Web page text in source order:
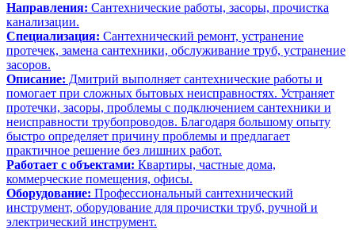
Направления: Сантехнические работы, засоры, прочистка
канализации.
Специализация: Сантехнический ремонт, устранение
протечек, замена сантехники, обслуживание труб, устранение
засоров.
Описание: Дмитрий выполняет сантехнические работы и
помогает при сложных бытовых неисправностях. Устраняет
протечки, засоры, проблемы с подключением сантехники и
неисправности трубопроводов. Благодаря большому опыту
быстро определяет причину проблемы и предлагает
практичное решение без лишних работ.
Работает с объектами: Квартиры, частные дома,
коммерческие помещения, офисы.
Оборудование: Профессиональный сантехнический
инструмент, оборудование для прочистки труб, ручной и
электрический инструмент.